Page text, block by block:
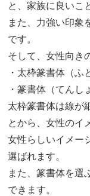
と、家族に良いこ
また、力強い印象
です。
そして、女性向き
・太枠篆書体（ふ
・篆書体（てんし
太枠篆書体は線が
とから、女性のイ
女性らしいイメー
選ばれます。
また、篆書体を選
できます。